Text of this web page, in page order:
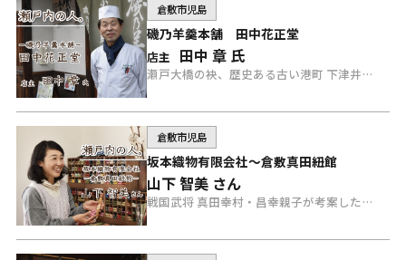
倉敷市児島
磯乃羊羹本舗 田中花正堂
店主 田中 章 氏
瀬戸大橋の袂、歴史ある古い港町 下津井で唯一の老舗和菓子店を営む「田中花正堂」店主・田中章さんにインタビュー。
倉敷市児島
坂本織物有限会社～倉敷真田紐館
山下 智美 さん
戦国武将 真田幸村・昌幸親子が考案したと言われる伝統的な「真田紐」を、倉敷市児島の地から織り繋ぐ「坂本織物有限会社」山下さんにインタビュー。